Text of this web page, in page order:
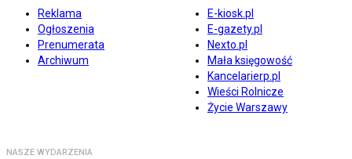
Reklama
Ogłoszenia
Prenumerata
Archiwum
E-kiosk.pl
E-gazety.pl
Nexto.pl
Mała księgowość
Kancelarierp.pl
Wieści Rolnicze
Życie Warszawy
NASZE WYDARZENIA